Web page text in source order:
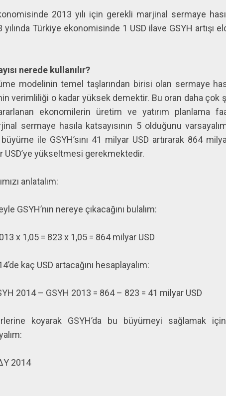
2013 yılı için gerekli marjinal sermaye
Türkiye ekonomisinde 1 USD ilave GSYH artışı
nerede kullanılır?
modelinin temel taşlarından birisi olan sermaye
verimliliği o kadar yüksek demektir. Bu oran daha çok
ekonomilerin üretim ve yatırım planlama
sermaye hasıla katsayısının 5 olduğunu
ile GSYH’sını 41 milyar USD artırarak 864
USD’ye yükseltmesi gerekmektedir.
anlatalım:
GSYH’nın nereye çıkacağını bulalım:
x 1,05 = 823 x 1,05 = 864 milyar USD
kaç USD artacağını hesaplayalım:
2014 – GSYH 2013 = 864 – 823 = 41 milyar USD
koyarak GSYH’da bu büyümeyi sağlamak
2014